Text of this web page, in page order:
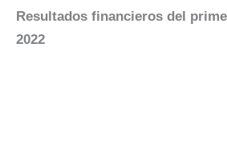
Resultados financieros del
2022